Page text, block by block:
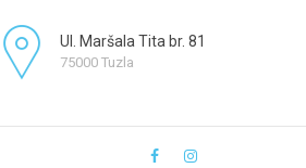
Ul. Maršala Tita br. 81
75000 Tuzla